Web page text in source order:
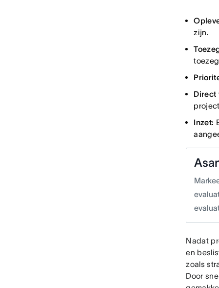
zijn.
Direct
Inzet:
Nadat
en
zoals
Door